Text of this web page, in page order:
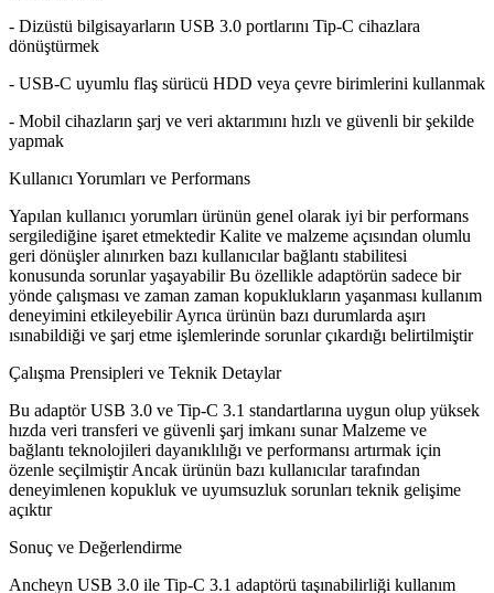
- Dizüstü bilgisayarların USB 3.0 portlarını Tip-C cihazlara
dönüştürmek
- USB-C uyumlu flaş sürücü HDD veya çevre birimlerini kullanmak
- Mobil cihazların şarj ve veri aktarımını hızlı ve güvenli bir şekilde
yapmak
Kullanıcı Yorumları ve Performans
Yapılan kullanıcı yorumları ürünün genel olarak iyi bir performans
sergilediğine işaret etmektedir Kalite ve malzeme açısından olumlu
geri dönüşler alınırken bazı kullanıcılar bağlantı stabilitesi
konusunda sorunlar yaşayabilir Bu özellikle adaptörün sadece bir
yönde çalışması ve zaman zaman kopuklukların yaşanması kullanım
deneyimini etkileyebilir Ayrıca ürünün bazı durumlarda aşırı
ısınabildiği ve şarj etme işlemlerinde sorunlar çıkardığı belirtilmiştir
Çalışma Prensipleri ve Teknik Detaylar
Bu adaptör USB 3.0 ve Tip-C 3.1 standartlarına uygun olup yüksek
hızda veri transferi ve güvenli şarj imkanı sunar Malzeme ve
bağlantı teknolojileri dayanıklılığı ve performansı artırmak için
özenle seçilmiştir Ancak ürünün bazı kullanıcılar tarafından
deneyimlenen kopukluk ve uyumsuzluk sorunları teknik gelişime
açıktır
Sonuç ve Değerlendirme
Ancheyn USB 3.0 ile Tip-C 3.1 adaptörü taşınabilirliği kullanım